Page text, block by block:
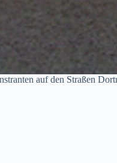
auf den Straßen